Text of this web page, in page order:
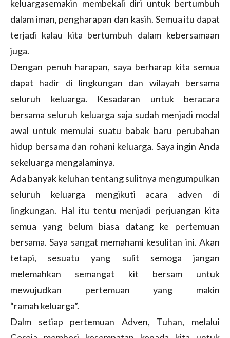
keluargasemakin membekali diri untuk bertumbuh
dalam iman, pengharapan dan kasih. Semua itu dapat
terjadi kalau kita bertumbuh dalam kebersamaan
juga.
Dengan penuh harapan, saya berharap kita semua
dapat hadir di lingkungan dan wilayah bersama
seluruh keluarga. Kesadaran untuk beracara
bersama seluruh keluarga saja sudah menjadi modal
awal untuk memulai suatu babak baru perubahan
hidup bersama dan rohani keluarga. Saya ingin Anda
sekeluarga mengalaminya.
Ada banyak keluhan tentang sulitnya mengumpulkan
seluruh keluarga mengikuti acara adven di
lingkungan. Hal itu tentu menjadi perjuangan kita
semua yang belum biasa datang ke pertemuan
bersama. Saya sangat memahami kesulitan ini. Akan
tetapi, sesuatu yang sulit semoga jangan
melemahkan semangat kit bersam untuk
mewujudkan pertemuan yang makin
“ramah keluarga”.
Dalm setiap pertemuan Adven, Tuhan, melalui